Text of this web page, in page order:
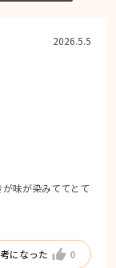
2026.5.5
味が染みててとて
と思いました。
になった 0